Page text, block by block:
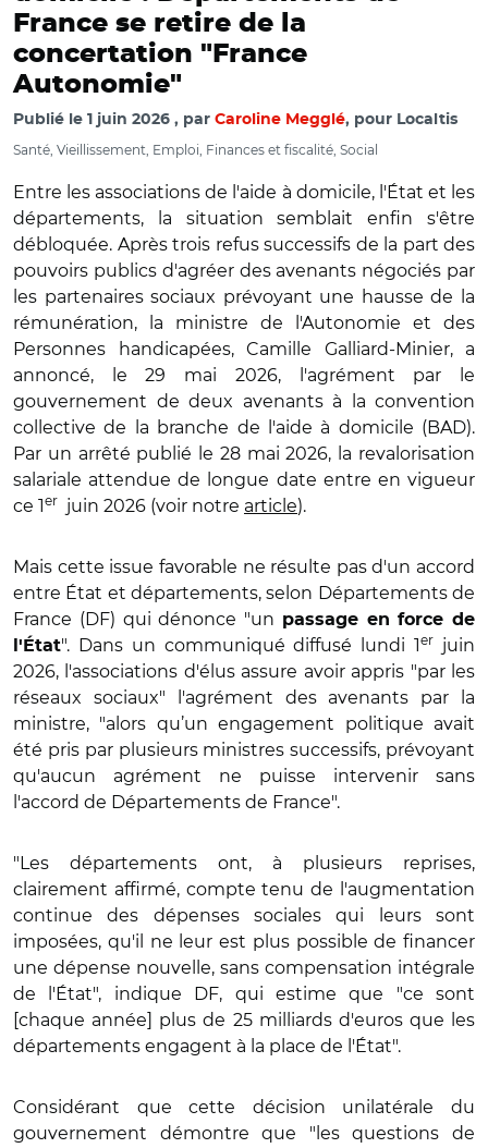
France se retire de la
concertation "France
Autonomie"
Publié le 1 juin 2026 par Caroline Megglé, pour Localtis
Santé, Vieillissement, Emploi, Finances et fiscalité, Social
Entre les associations de l'aide à domicile, l'État et les
départements, la situation semblait enfin s'être
débloquée. Après trois refus successifs de la part des
pouvoirs publics d'agréer des avenants négociés par
les partenaires sociaux prévoyant une hausse de la
rémunération, la ministre de l'Autonomie et des
Personnes handicapées, Camille Galliard-Minier, a
annoncé, le 29 mai 2026, l'agrément par le
gouvernement de deux avenants à la convention
collective de la branche de l'aide à domicile (BAD).
Par un arrêté publié le 28 mai 2026, la revalorisation
salariale attendue de longue date entre en vigueur
ce 1er juin 2026 (voir notre article).
Mais cette issue favorable ne résulte pas d'un accord
entre État et départements, selon Départements de
France (DF) qui dénonce "un passage en force de
l'État". Dans un communiqué diffusé lundi 1er juin
2026, l'associations d'élus assure avoir appris "par les
réseaux sociaux" l'agrément des avenants par la
ministre, "alors qu’un engagement politique avait
été pris par plusieurs ministres successifs, prévoyant
qu'aucun agrément ne puisse intervenir sans
l'accord de Départements de France".
"Les départements ont, à plusieurs reprises,
clairement affirmé, compte tenu de l'augmentation
continue des dépenses sociales qui leurs sont
imposées, qu'il ne leur est plus possible de financer
une dépense nouvelle, sans compensation intégrale
de l'État", indique DF, qui estime que "ce sont
[chaque année] plus de 25 milliards d'euros que les
départements engagent à la place de l'État".
Considérant que cette décision unilatérale du
gouvernement démontre que "les questions de